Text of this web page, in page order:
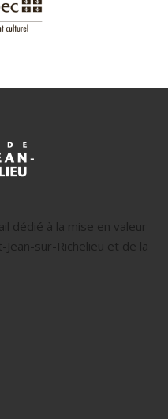
dédié à la mise en valeur
sur-Richelieu et de la